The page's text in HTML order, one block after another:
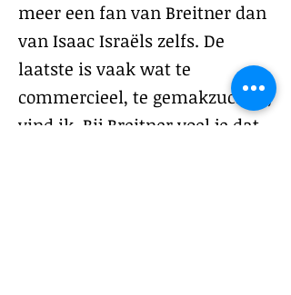
meer een fan van Breitner dan
van Isaac Israëls zelfs. De
laatste is vaak wat te
commercieel, te gemakzuchtig,
vind ik. Bij Breitner voel je dat